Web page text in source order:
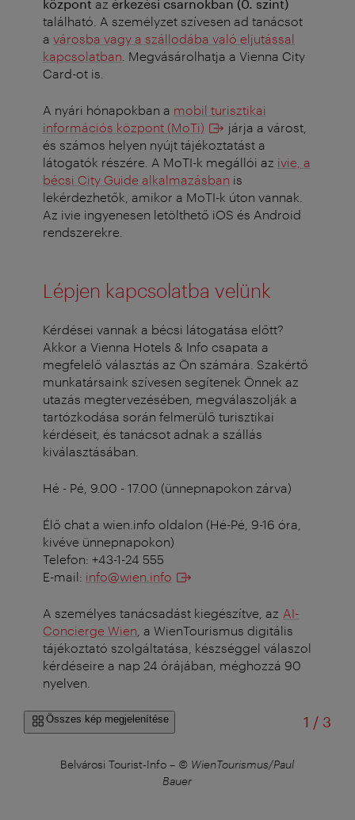
központ az érkezési csarnokban (0. szint)
található. A személyzet szívesen ad tanácsot
a városba vagy a szállodába való eljutással
kapcsolatban Megvásárolhatja a Vienna City
Card-ot is.
A nyári hónapokban a mobil turisztikai
információs központ (MoTi)
járja a várost,
és számos helyen nyújt tájékoztatást a
látogatók részére. A MoTI-k megállói az ivie, a
bécsi City Guide alkalmazásban is
lekérdezhetők, amikor a MoTI-k úton vannak.
Az ivie ingyenesen letölthető iOS és Android
rendszerekre.
Lépjen kapcsolatba velünk
Kérdései vannak a bécsi látogatása előtt?
Akkor a Vienna Hotels & Info csapata a
megfelelő választás az Ön számára. Szakértő
munkatársaink szívesen segítenek Önnek az
utazás megtervezésében, megválaszolják a
tartózkodása során felmerülő turisztikai
kérdéseit, és tanácsot adnak a szállás
kiválasztásában.
Hé - Pé, 9.00 - 17.00 (ünnepnapokon zárva)
Élő chat a wien.info oldalon (Hé-Pé, 9-16 óra,
kivéve ünnepnapokon)
Telefon: +43-1-24 555
E-mail: info@wien.info
A személyes tanácsadást kiegészítve, az AI-
Concierge Wien , a WienTourismus digitális
tájékoztató szolgáltatása, készséggel válaszol
kérdéseire a nap 24 órájában, méghozzá 90
nyelven.
Összes kép megjelenítése 1 // 3
Belvárosi Tourist-Info – © WienTourismus/Paul
Bauer